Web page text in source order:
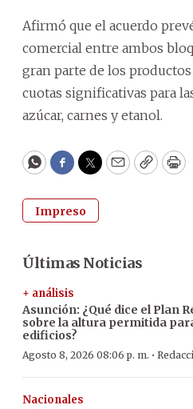
Afirmó que el acuerdo
comercial entre ambos
gran parte de los
cuotas significativas para
azúcar, carnes y etanol.
WhatsApp
Facebook
Twitter
EmailCopy
Impreso
Últimas Noticias
+ análisis
Asunción: ¿Qué dice el Plan
sobre la altura permitida
edificios?
Agosto 8, 2026 08:06 p. m. ·
Nacionales